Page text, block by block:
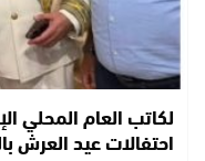
لكاتب العام المحلي
احتفالات عيد العرش